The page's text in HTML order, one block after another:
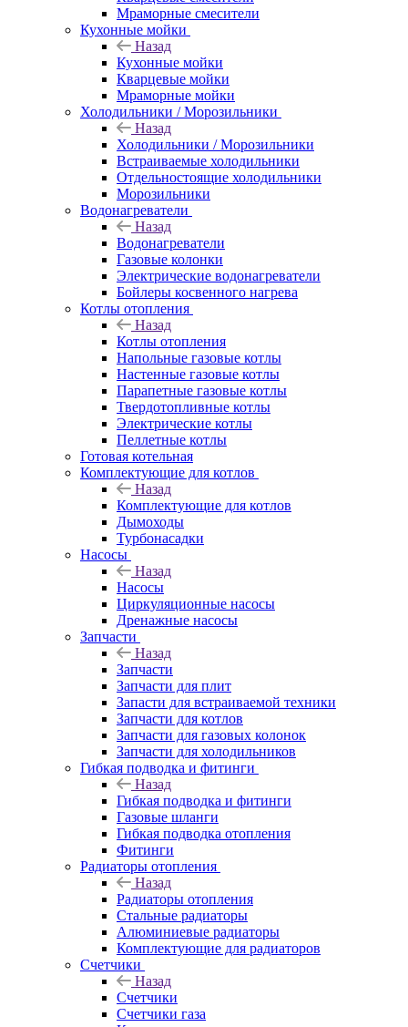
Мраморные смесители
Кухонные мойки
Назад
Кухонные мойки
Кварцевые мойки
Мраморные мойки
Холодильники / Морозильники
Назад
Холодильники / Морозильники
Встраиваемые холодильники
Отдельностоящие холодильники
Морозильники
Водонагреватели
Назад
Водонагреватели
Газовые колонки
Электрические водонагреватели
Бойлеры косвенного нагрева
Котлы отопления
Назад
Котлы отопления
Напольные газовые котлы
Настенные газовые котлы
Парапетные газовые котлы
Твердотопливные котлы
Электрические котлы
Пеллетные котлы
Готовая котельная
Комплектующие для котлов
Назад
Комплектующие для котлов
Дымоходы
Турбонасадки
Насосы
Назад
Насосы
Циркуляционные насосы
Дренажные насосы
Запчасти
Назад
Запчасти
Запчасти для плит
Запасти для встраиваемой техники
Запчасти для котлов
Запчасти для газовых колонок
Запчасти для холодильников
Гибкая подводка и фитинги
Назад
Гибкая подводка и фитинги
Газовые шланги
Гибкая подводка отопления
Фитинги
Радиаторы отопления
Назад
Радиаторы отопления
Стальные радиаторы
Алюминиевые радиаторы
Комплектующие для радиаторов
Счетчики
Назад
Счетчики
Счетчики газа